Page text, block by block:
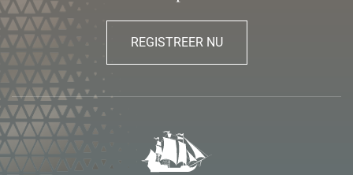
REGISTREER NU